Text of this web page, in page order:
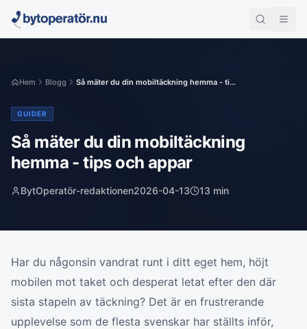
Hem Blogg Så mäter du din mobiltäckning hemma - ti...
GUIDER
Så mäter du din mobiltäckning
hemma - tips och appar
BytOperatör-redaktionen2026-04-13 13 min
Har du någonsin vandrat runt i ditt eget hem, höjt
mobilen mot taket och desperat letat efter den där
sista stapeln av täckning? Det är en frustrerande
upplevelse som de flesta svenskar har ställts inför,